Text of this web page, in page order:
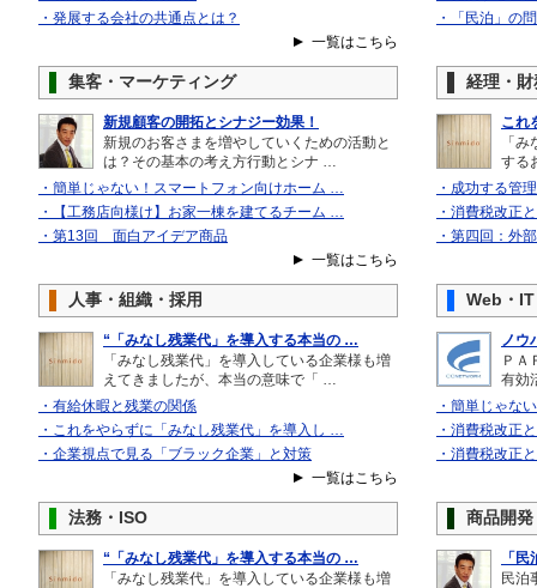
・発展する会社の共通点とは？
一覧はこちら
・「民泊」の
集客・マーケティング
新規顧客の開拓とシナジー効果！
新規のお客さまを増やしていくための活動と
は？その基本の考え方行動とシナ …
・簡単じゃない！スマートフォン向けホーム …
・【工務店向様け】お家一棟を建てるチーム …
・第13回 面白アイデア商品
一覧はこちら
経理・財
これ
「
する
・成功する管
・消費税改正
・第四回：外
人事・組織・採用
“「みなし残業代」を導入する本当の …
「みなし残業代」を導入している企業様も増
えてきましたが、本当の意味で「 …
・有給休暇と残業の関係
・これをやらずに「みなし残業代」を導入し …
・企業視点で見る「ブラック企業」と対策
一覧はこちら
Web・IT
ノウ
ＰＡ
有効
・簡単じゃな
・消費税改正
・消費税改正
法務・ISO
“「みなし残業代」を導入する本当の …
「みなし残業代」を導入している企業様も増
商品開
「
民泊